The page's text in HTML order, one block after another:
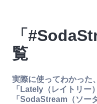
「
覧
実際に使ってわかった
「Lately（レイトリー
「SodaStream（ソー